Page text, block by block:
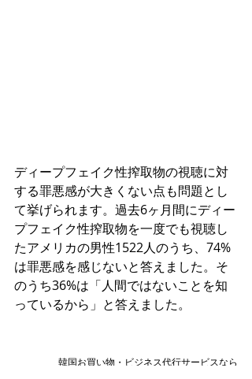
ディープフェイク性搾取物の視聴に対
する罪悪感が大きくない点も問題とし
て挙げられます。過去6ヶ月間にディー
プフェイク性搾取物を一度でも視聴し
たアメリカの男性1522人のうち、74%
は罪悪感を感じないと答えました。そ
のうち36%は「人間ではないことを知
っているから」と答えました。
韓国お買い物・ビジネス代行サービスなら